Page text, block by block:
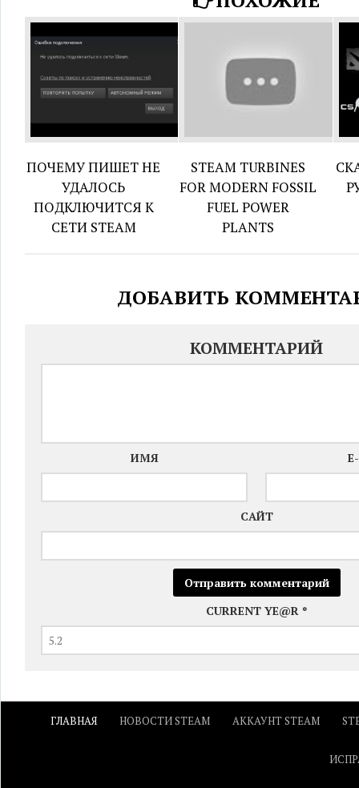
ПОЧЕМУ ПИШЕТ НЕ
УДАЛОСЬ
ПОДКЛЮЧИТСЯ К
СЕТИ STEAM
STEAM TURBINES
FOR MODERN FOSSIL
FUEL POWER
PLANTS
ДОБАВИТЬ
КОММЕНТАРИЙ
ИМЯ
САЙТ
CURRENT YE@R *
ГЛАВНАЯ НОВОСТИ STEAM АККАУНТ STEAM